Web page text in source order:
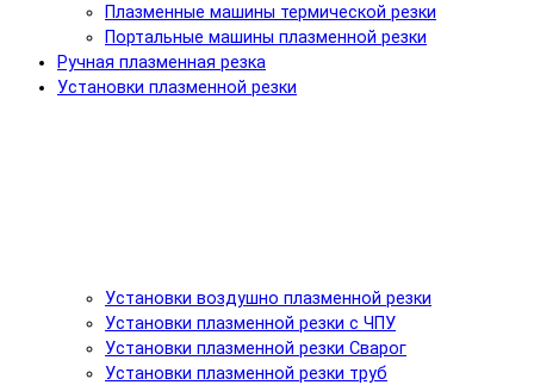
Плазменные машины термической резки
Портальные машины плазменной резки
Ручная плазменная резка
Установки плазменной резки
Установки воздушно плазменной резки
Установки плазменной резки с ЧПУ
Установки плазменной резки Сварог
Установки плазменной резки труб